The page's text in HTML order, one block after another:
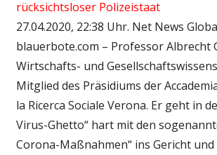
rücksichtsloser Polizeistaat
27.04.2020, 22:38 Uhr. Net News
blauerbote.com – Professor Albrecht
Wirtschafts- und
Mitglied des Präsidiums der
la Ricerca Sociale Verona. Er geht in
Virus-Ghetto“ hart mit den
Corona-Maßnahmen“ ins Gericht